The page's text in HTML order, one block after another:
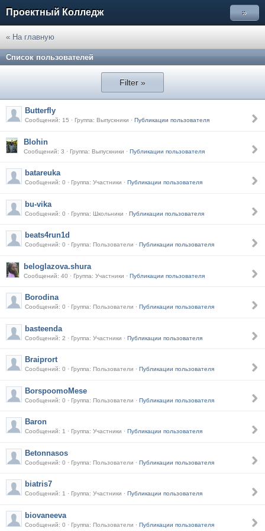
Проектный Колледж »
« На главную
Список пользователей
Filter »
Butterfly
Сообщений: 15 · Группа: Выпускники · Публикации пользователя
Blohin
Сообщений: 3 · Группа: Выпускники · Публикации пользователя
batareuka
Сообщений: 0 · Группа: Участники · Публикации пользователя
bu-vika
Сообщений: 0 · Группа: Школьники · Публикации пользователя
beats4run1d
Сообщений: 0 · Группа: Пользователи · Публикации пользователя
beloglazova.shura
Сообщений: 40 · Группа: Участники · Публикации пользователя
Borodina
Сообщений: 0 · Группа: Пользователи · Публикации пользователя
basteenda
Сообщений: 2 · Группа: Участники · Публикации пользователя
Braiprort
Сообщений: 0 · Группа: Пользователи · Публикации пользователя
BorspoomoMese
Сообщений: 0 · Группа: Пользователи · Публикации пользователя
Baron
Сообщений: 1 · Группа: Участники · Публикации пользователя
Betonnasos
Сообщений: 0 · Группа: Пользователи · Публикации пользователя
biatris7
Сообщений: 1 · Группа: Участники · Публикации пользователя
biovaneeva
Сообщений: 0 · Группа: Пользователи · Публикации пользователя